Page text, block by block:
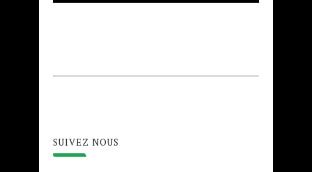
SUIVEZ NOUS